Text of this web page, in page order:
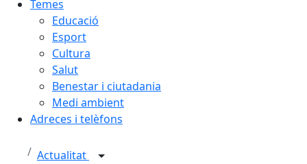
Temes
Educació
Esport
Cultura
Salut
Benestar i ciutadania
Medi ambient
Adreces i telèfons
Actualitat